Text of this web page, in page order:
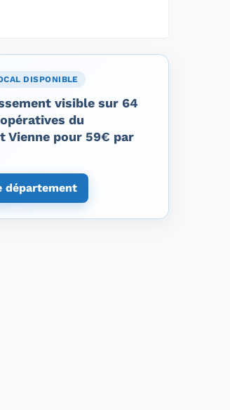
DISPONIBLE
visible sur 64
du
Vienne pour 59€ par
département